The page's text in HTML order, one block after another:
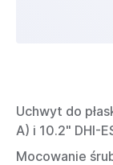
Uchwyt do
A) i 10.2" DHI-
Mocowanie